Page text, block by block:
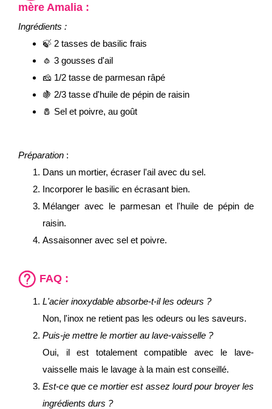
mère Amalia :
Ingrédients :
🍃 2 tasses de basilic frais
🧄 3 gousses d'ail
🧀 1/2 tasse de parmesan râpé
🍇 2/3 tasse d'huile de pépin de raisin
🧂 Sel et poivre, au goût
Préparation :
Dans un mortier, écraser l'ail avec du sel.
Incorporer le basilic en écrasant bien.
Mélanger avec le parmesan et l'huile de pépin de
raisin.
Assaisonner avec sel et poivre.
FAQ :
L'acier inoxydable absorbe-t-il les odeurs ?
Non, l'inox ne retient pas les odeurs ou les saveurs.
Puis-je mettre le mortier au lave-vaisselle ?
Oui, il est totalement compatible avec le lave-
vaisselle mais le lavage à la main est conseillé.
Est-ce que ce mortier est assez lourd pour broyer les
ingrédients durs ?